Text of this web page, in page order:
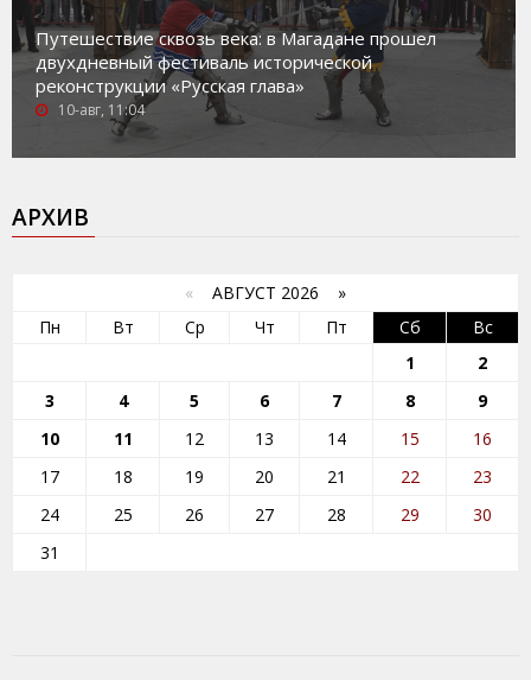
Путешествие сквозь века: в Магадане прошел
двухдневный фестиваль исторической
реконструкции «Русская глава»
10-авг, 11:04
АРХИВ
« АВГУСТ 2026 »
Пн
Вт Ср Чт Пт Сб
Вс
1
2
3
4 5 6 7 8
9
10
11 12 13 14 15
16
17
18 19 20 21 22
23
24
25 26 27 28 29
30
31